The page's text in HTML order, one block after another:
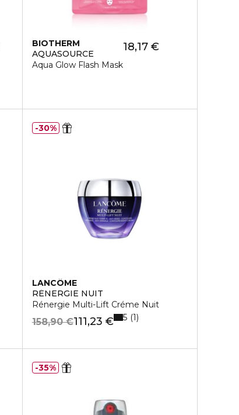
BIOTHERM
AQUASOURCE
Aqua Glow Flash Mask
18,17 €
LANCÔME
RÉNERGIE NUIT
Rénergie Multi-Lift Créme Nuit
111,23 €
158,90 € 5 1
30%
35%